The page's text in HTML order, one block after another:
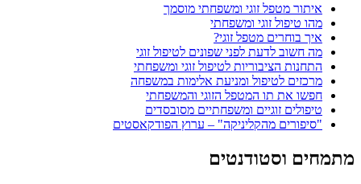
איתור מטפל זוגי ומשפחתי מוסמך
מהו טיפול זוגי ומשפחתי
איך בוחרים מטפל זוגי?
מה חשוב לדעת לפני שפונים לטיפול זוגי
התחנות הציבוריות לטיפול זוגי ומשפחתי
מרכזים לטיפול ומניעת אלימות במשפחה
חפשו את תו המטפל הזוגי והמשפחתי
טיפולים זוגיים ומשפחתיים מסובסדים
"סיפורים מהקליניקה" – ערוץ הפודקאסטים
מתמחים וסטודנטים